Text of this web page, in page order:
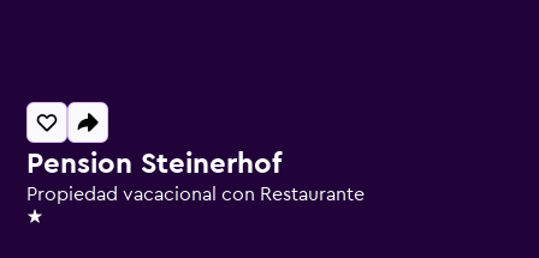
Pension Steinerhof
Propiedad vacacional con Restaurante
1 estrella